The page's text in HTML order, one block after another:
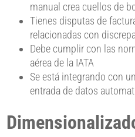
manual crea cuellos de
Tienes disputas de
relacionadas con
Debe cumplir con las
aérea de la IATA
Se está integrando con
entrada de datos